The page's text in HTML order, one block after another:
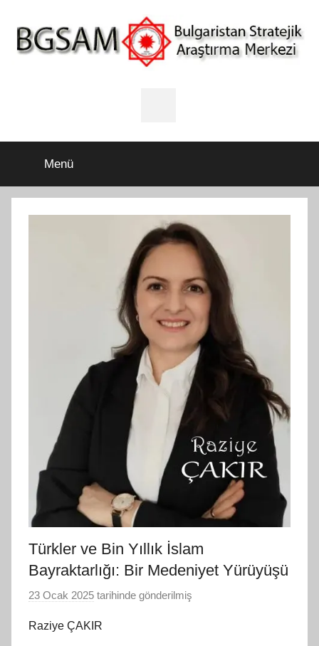
atla
Menü
Türkler ve Bin Yıllık İslam
Bayraktarlığı: Bir Medeniyet Yürüyüşü
23 Ocak 2025 tarihinde gönderilmiş
Raziye ÇAKIR